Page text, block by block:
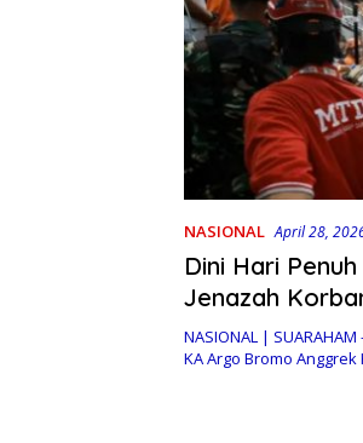
NASIONAL April 28,
Dini Hari
Jenazah
RS Polri
NASIONAL |
KA Argo Bromo Anggrek